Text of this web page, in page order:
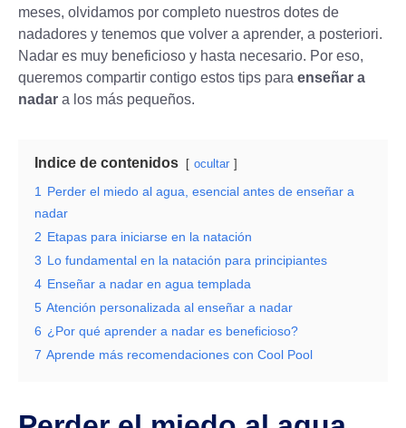
meses, olvidamos por completo nuestros dotes de
nadadores y tenemos que volver a aprender, a posteriori.
Nadar es muy beneficioso y hasta necesario. Por eso,
queremos compartir contigo estos tips para enseñar a
nadar a los más pequeños.
Indice de contenidos ocultar
1 Perder el miedo al agua, esencial antes de enseñar a
nadar
2 Etapas para iniciarse en la natación
3 Lo fundamental en la natación para principiantes
4 Enseñar a nadar en agua templada
5 Atención personalizada al enseñar a nadar
6 ¿Por qué aprender a nadar es beneficioso?
7 Aprende más recomendaciones con Cool Pool